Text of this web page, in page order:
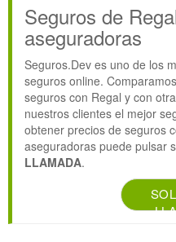
Seguros de
aseguradoras
Seguros.Dev es uno de los
seguros online.
seguros con Regal y con
nuestros clientes el mejor
obtener precios de seguros
aseguradoras puede pulsar
LLAMADA.